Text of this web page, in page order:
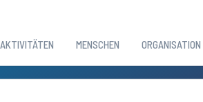
AKTIVITÄTEN MENSCHEN ORGANISATION